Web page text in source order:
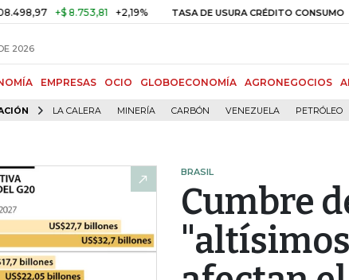
+$ 8.753,81 +2,19% TASA DE USURA CRÉDITO CONSUMO 29,66%
2026
EMPRESAS OCIO GLOBOECONOMÍA AGRONEGOCIOS
LA CALERA MINERÍA CARBÓN VENEZUELA PETRÓLEO
BRASIL
Cumbre